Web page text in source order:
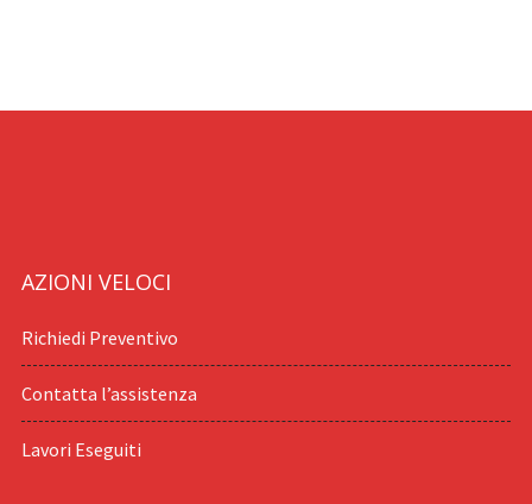
AZIONI VELOCI
Richiedi Preventivo
Contatta l’assistenza
Lavori Eseguiti